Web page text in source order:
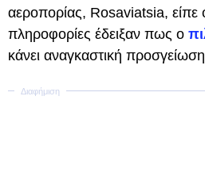
αεροπορίας, Rosaviatsia, είπε
πληροφορίες έδειξαν πως ο
κάνει αναγκαστική